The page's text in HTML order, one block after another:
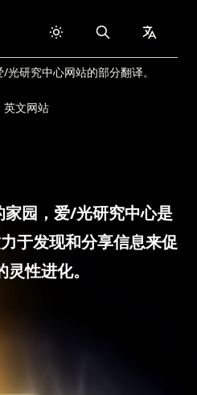
Search
研究中心网站的部分翻译。
英文网站
园，爱/光研究中心是
于发现和分享信息来促
性进化。